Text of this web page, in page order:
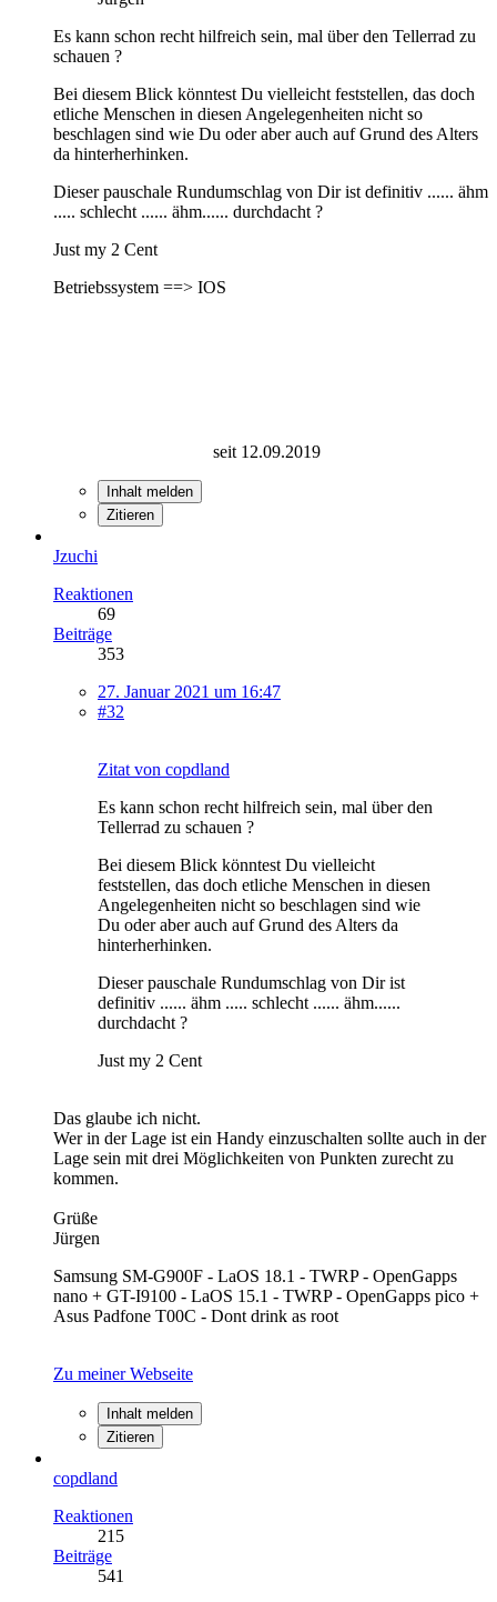
Es kann schon recht hilfreich sein, mal über den Tellerrad zu
schauen ?
Bei diesem Blick könntest Du vielleicht feststellen, das doch
etliche Menschen in diesen Angelegenheiten nicht so
beschlagen sind wie Du oder aber auch auf Grund des Alters
da hinterherhinken.
Dieser pauschale Rundumschlag von Dir ist definitiv ...... ähm
..... schlecht ...... ähm...... durchdacht ?
Just my 2 Cent
Betriebssystem ==> IOS
seit 12.09.2019
Inhalt melden
Zitieren
Jzuchi
Reaktionen
69
Beiträge
353
27. Januar 2021 um 16:47
#32
Zitat von copdland
Es kann schon recht hilfreich sein, mal über den
Tellerrad zu schauen ?
Bei diesem Blick könntest Du vielleicht
feststellen, das doch etliche Menschen in diesen
Angelegenheiten nicht so beschlagen sind wie
Du oder aber auch auf Grund des Alters da
hinterherhinken.
Dieser pauschale Rundumschlag von Dir ist
definitiv ...... ähm ..... schlecht ...... ähm......
durchdacht ?
Just my 2 Cent
Das glaube ich nicht.
Wer in der Lage ist ein Handy einzuschalten sollte auch in der
Lage sein mit drei Möglichkeiten von Punkten zurecht zu
kommen.
Grüße
Jürgen
Samsung SM-G900F - LaOS 18.1 - TWRP - OpenGapps
nano + GT-I9100 - LaOS 15.1 - TWRP - OpenGapps pico +
Asus Padfone T00C - Dont drink as root
Zu meiner Webseite
Inhalt melden
Zitieren
copdland
Reaktionen
215
Beiträge
541